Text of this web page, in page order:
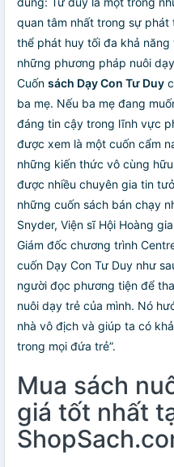
quan tâm nhất trong sự
thể phát huy tối đa khả
những phương pháp nuôi
Cuốn sách Dạy Con Tư Duy
ba mẹ. Nếu ba mẹ đang
đáng tin cậy trong lĩnh vực
được xem là một cuốn cẩm
những kiến thức vô cùng
được nhiều chuyên gia tin
những cuốn sách bán chạy
Snyder, Viện sĩ Hội Hoàng
Giám đốc chương trình
cuốn Dạy Con Tư Duy như
người đọc phương tiện để
nuôi dạy trẻ của mình. Nó
nhà vô địch và giúp ta có
trong mọi đứa trẻ”.
Mua sách
giá tốt nhất